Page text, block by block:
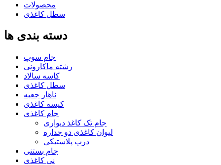
محصولات
سطل کاغذی
دسته بندی ها
جام سوپ
رشته ماکارونی
کاسه سالاد
سطل کاغذی
ناهار جعبه
کیسه کاغذی
جام کاغذی
جام تک کاغذ دیواری
لیوان کاغذی دو جداره
درب پلاستیکی
جام بستنی
نی کاغذی